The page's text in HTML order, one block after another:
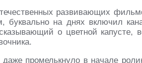
развивающих
буквально на днях включил
о цветной капусте,
промелькнуло в начале